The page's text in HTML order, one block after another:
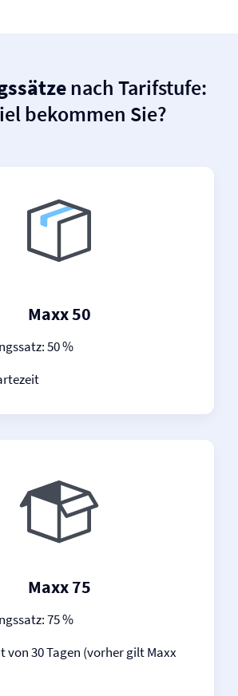
nach Tarifstufe:
bekommen Sie?
Maxx 50
50 %
Maxx 75
75 %
von 30 Tagen (vorher gilt Maxx